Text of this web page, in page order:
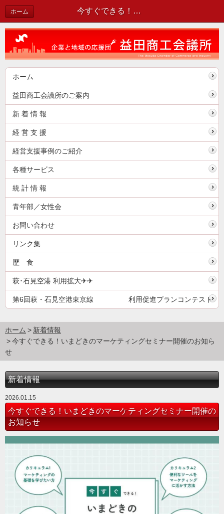
今すぐできる！いまどきのマーケティングセミナー開催のお知らせ | 新着情報
ホーム
ホーム
益田商工会議所のご案内
新 着 情 報
経 営 支 援
経営支援事例のご紹介
各種サービス
統 計 情 報
青年部／女性会
お問い合わせ
リンク集
歴 食
萩･石見空港 利用拡大✈✈
第6回萩・石見空港東京線 利用促進プランコンテスト
ホーム
新着情報
今すぐできる！いまどきのマーケティングセミナー開催のお知ら
せ
新着情報
2026.01.15
今すぐできる！いまどきのマーケティングセミナー開催の
お知らせ